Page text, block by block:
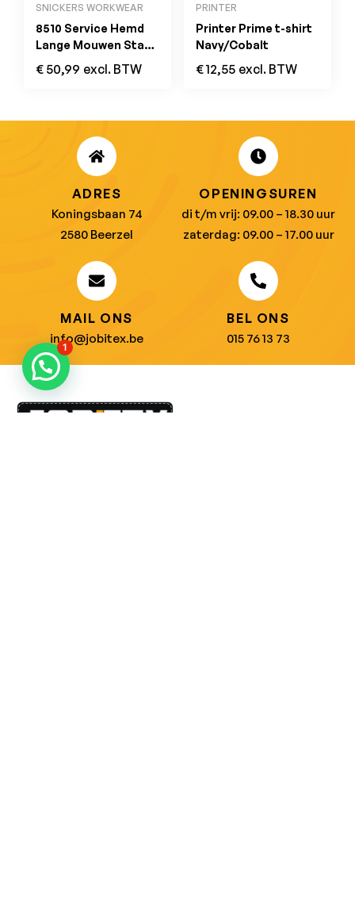
SNICKERS WORKWEAR
8510 Service Hemd
Lange Mouwen Staal
Grijs
€ 50,99 excl. BTW
PRINTER
Printer Prime t-shirt
Navy/Cobalt
€12,55 excl. BTW
ADRES
Koningsbaan 74
2580 Beerzel
OPENINGSUREN
di t/m vrij: 09.00 – 18.30 uur
zaterdag: 09.00 – 17.00 uur
MAIL ONS
info@jobitex.be
BEL ONS
015 76 13 73
1